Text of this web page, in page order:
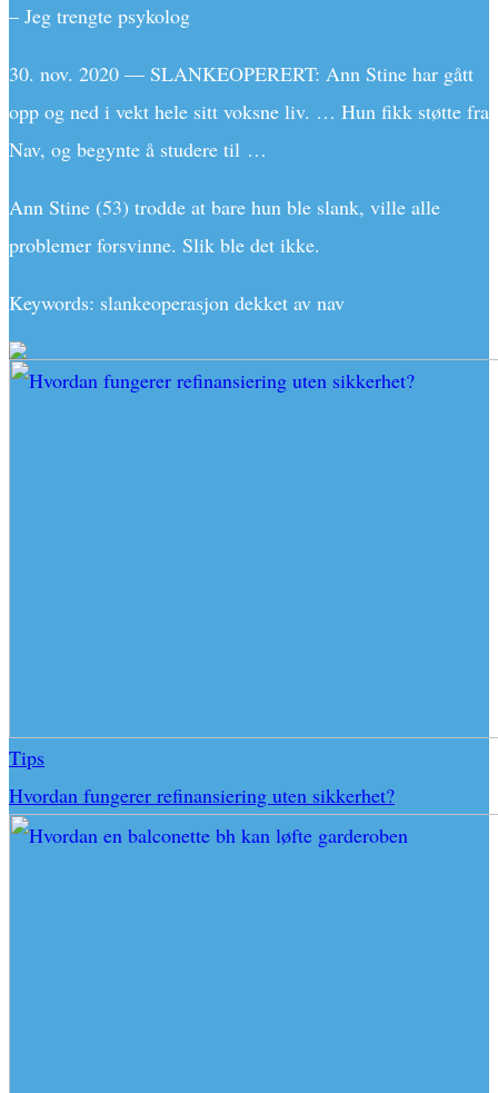
– Jeg trengte psykolog
30. nov. 2020 — SLANKEOPERERT: Ann Stine har gått
opp og ned i vekt hele sitt voksne liv. … Hun fikk støtte fra
Nav, og begynte å studere til …
Ann Stine (53) trodde at bare hun ble slank, ville alle
problemer forsvinne. Slik ble det ikke.
Keywords: slankeoperasjon dekket av nav
Tips
Hvordan fungerer refinansiering uten sikkerhet?